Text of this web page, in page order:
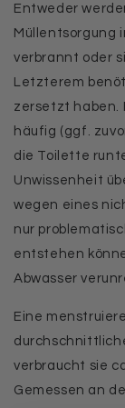
Entweder
Müllentsorgung
verbrannt oder
Letzterem
zersetzt haben.
häufig (ggf.
die Toilette
Unwissenheit
wegen eines
nur
entstehen
Abwasser
Eine
verbraucht sie
Gemessen an